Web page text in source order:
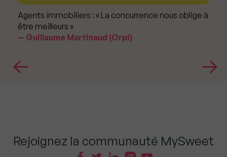
Agents immobiliers : « La concurrence nous oblige à
être meilleurs »
Guillaume Martinaud (Orpi)
Rejoignez la communauté MySweet